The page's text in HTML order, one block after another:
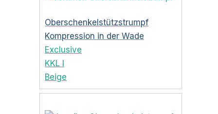
Oberschenkelstützstrumpf
Kompression in der Wade
Exclusive
KKL I
Beige